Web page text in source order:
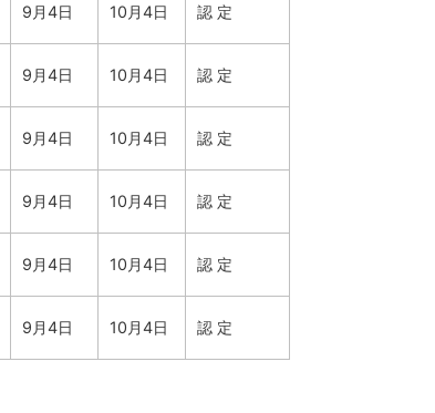
9月4日 10月4日 認 定
9月4日 10月4日 認 定
9月4日 10月4日 認 定
9月4日 10月4日 認 定
9月4日 10月4日 認 定
9月4日 10月4日 認 定